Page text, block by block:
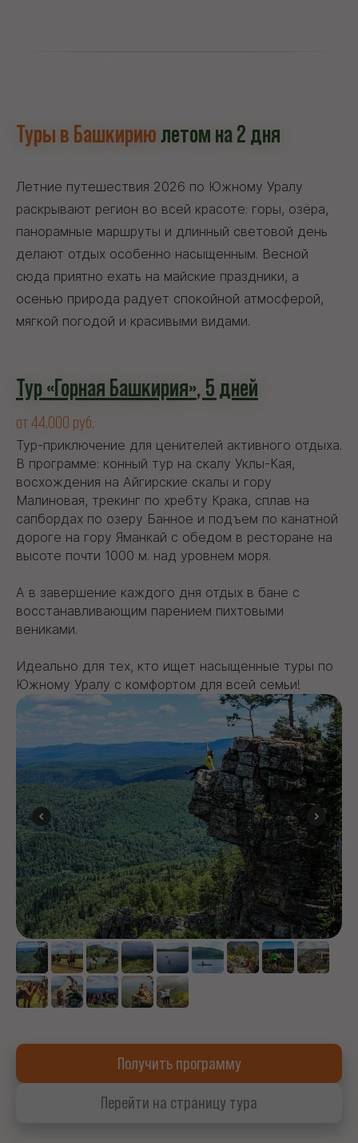
Туры в Башкириюлетом на 2 дня
Летние путешествия 2026 по Южному Уралу
раскрывают регион во всей красоте: горы, озёра,
панорамные маршруты и длинный световой день
делают отдых особенно насыщенным. Весной
сюда приятно ехать на майские праздники, а
осенью природа радует спокойной атмосферой,
мягкой погодой и красивыми видами.
Тур «Горная Башкирия», 5 дней
от 44.000 руб.
Тур-приключение для ценителей активного отдыха.
В программе: конный тур на скалу Уклы-Кая,
восхождения на Айгирские скалы и гору
Малиновая, трекинг по хребту Крака, сплав на
сапбордах по озеру Банное и подъем по канатной
дороге на гору Яманкай с обедом в ресторане на
высоте почти 1000 м. над уровнем моря.
А в завершение каждого дня отдых в бане с
восстанавливающим парением пихтовыми
вениками.
Идеально для тех, кто ищет насыщенные туры по
Южному Уралу с комфортом для всей семьи!
Получить программу
Перейти на страницу тура